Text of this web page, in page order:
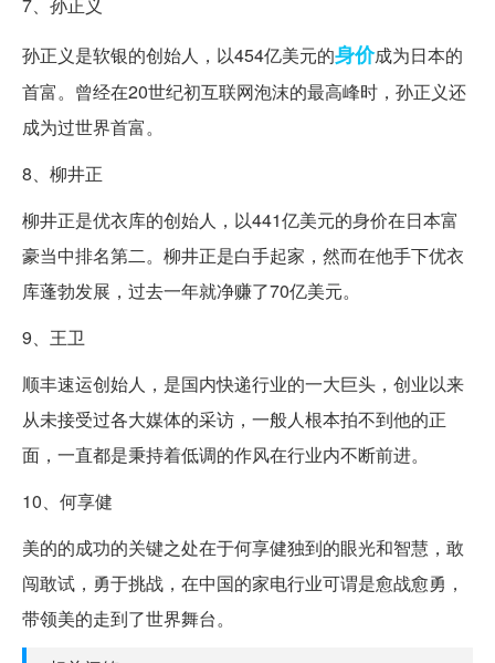
孙正义是软银的创始人，以454亿美元的身价成为日本的
首富。曾经在20世纪初互联网泡沫的最高峰时，孙正义还
成为过世界首富。
8、柳井正
柳井正是优衣库的创始人，以441亿美元的身价在日本富
豪当中排名第二。柳井正是白手起家，然而在他手下优衣
库蓬勃发展，过去一年就净赚了70亿美元。
9、王卫
顺丰速运创始人，是国内快递行业的一大巨头，创业以来
从未接受过各大媒体的采访，一般人根本拍不到他的正
面，一直都是秉持着低调的作风在行业内不断前进。
10、何享健
美的的成功的关键之处在于何享健独到的眼光和智慧，敢
闯敢试，勇于挑战，在中国的家电行业可谓是愈战愈勇，
带领美的走到了世界舞台。